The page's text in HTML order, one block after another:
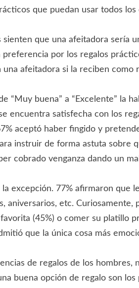
que puedan usar todos los
que una afeitadora sería
por los regalos
afeitadora si la reciben como
“Muy buena” a “Excelente” la
encuentra satisfecha con los
aceptó haber fingido y
instruir de forma astuta sobre
cobrado venganza dando un
excepción. 77% afirmaron que
aniversarios, etc. Curiosamente,
(45%) o comer su platillo
que la única cosa más
de regalos de los hombres,
buena opción de regalo son